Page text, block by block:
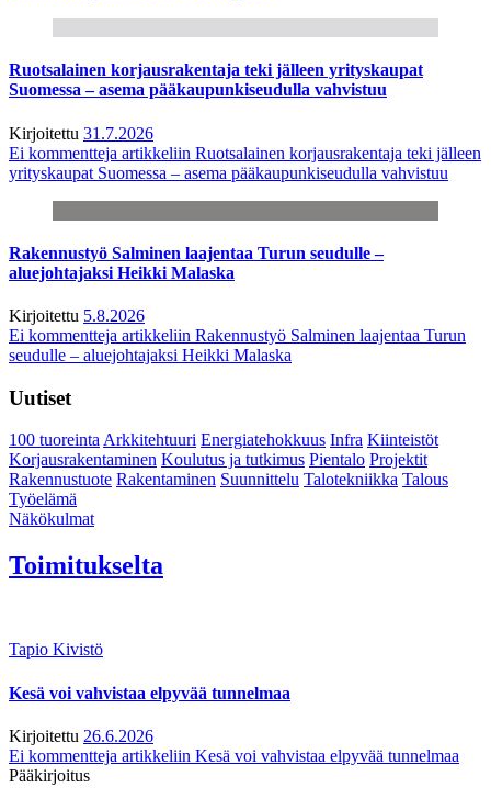
Ruotsalainen korjausrakentaja teki jälleen yrityskaupat
Suomessa – asema pääkaupunkiseudulla vahvistuu
Kirjoitettu 31.7.2026
Ei kommentteja artikkeliin Ruotsalainen korjausrakentaja teki jälleen
yrityskaupat Suomessa – asema pääkaupunkiseudulla vahvistuu
Rakennustyö Salminen laajentaa Turun seudulle –
aluejohtajaksi Heikki Malaska
Kirjoitettu 5.8.2026
Ei kommentteja artikkeliin Rakennustyö Salminen laajentaa Turun
seudulle – aluejohtajaksi Heikki Malaska
Uutiset
100 tuoreintaArkkitehtuuri Energiatehokkuus Infra Kiinteistöt
Korjausrakentaminen Koulutus ja tutkimus Pientalo Projektit
Rakennustuote Rakentaminen Suunnittelu Talotekniikka Talous
Työelämä
Näkökulmat
Toimitukselta
Tapio Kivistö
Kesä voi vahvistaa elpyvää tunnelmaa
Kirjoitettu 26.6.2026
Ei kommentteja artikkeliin Kesä voi vahvistaa elpyvää tunnelmaa
Pääkirjoitus